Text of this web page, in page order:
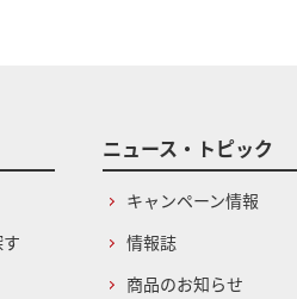
ニュース・トピック
キャンペーン情報
情報誌
商品のお知らせ